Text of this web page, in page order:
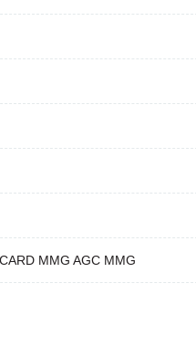
MMG AGC MMG